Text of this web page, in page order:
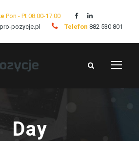
Pon - Pt 08:00-17:00
pozycje.pl Telefon 882 530 801
Day